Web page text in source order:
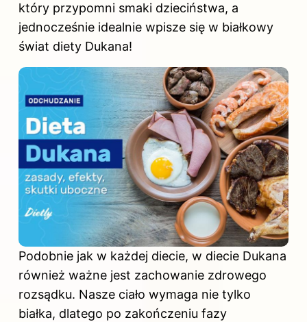
który przypomni smaki dzieciństwa, a
jednocześnie idealnie wpisze się w białkowy
świat diety Dukana!
Podobnie jak w każdej diecie, w diecie Dukana
również ważne jest zachowanie zdrowego
rozsądku. Nasze ciało wymaga nie tylko
białka, dlatego po zakończeniu fazy